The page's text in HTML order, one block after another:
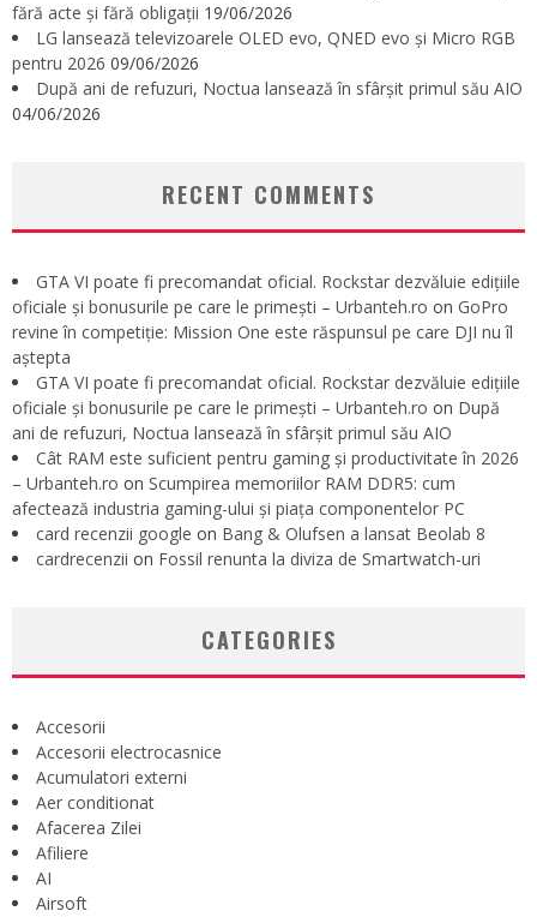
fără acte și fără obligații 19/06/2026
LG lansează televizoarele OLED evo, QNED evo și Micro RGB
pentru 2026 09/06/2026
După ani de refuzuri, Noctua lansează în sfârșit primul său AIO
04/06/2026
RECENT COMMENTS
GTA VI poate fi precomandat oficial. Rockstar dezvăluie edițiile
oficiale și bonusurile pe care le primești – Urbanteh.ro on GoPro
revine în competiție: Mission One este răspunsul pe care DJI nu îl
aștepta
GTA VI poate fi precomandat oficial. Rockstar dezvăluie edițiile
oficiale și bonusurile pe care le primești – Urbanteh.ro on După
ani de refuzuri, Noctua lansează în sfârșit primul său AIO
Cât RAM este suficient pentru gaming și productivitate în 2026
– Urbanteh.ro on Scumpirea memoriilor RAM DDR5: cum
afectează industria gaming-ului și piața componentelor PC
card recenzii google on Bang & Olufsen a lansat Beolab 8
cardrecenzii on Fossil renunta la diviza de Smartwatch-uri
CATEGORIES
Accesorii
Accesorii electrocasnice
Acumulatori externi
Aer conditionat
Afacerea Zilei
Afiliere
AI
Airsoft